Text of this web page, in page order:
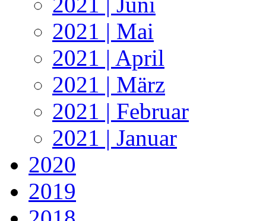
2021 | Mai
2021 | April
2021 | März
2021 | Februar
2021 | Januar
2020
2019